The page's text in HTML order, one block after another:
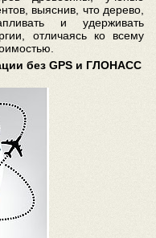
выяснив, что дерево,
и удерживать
отличаясь ко всему
без GPS и ГЛОНАСС